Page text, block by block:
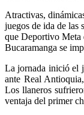
Atractivas,
juegos de ida de las
que Deportivo Meta
Bucaramanga se
La jornada inició el
ante Real
Los llaneros
ventaja del primer